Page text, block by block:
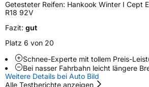
EU Label
Effizienz
Nasshaftung
Rollgeräusch (Klasse)B
Getesteter Reifen: Hankook Winter I Cept
R18 92V
Fazit: gut
Platz 6 von 20
Schnee-Experte mit tollem Preis-
Bei nasser Fahrbahn leicht längere
Weitere Details bei Auto Bild
Alle Testberichte anzeigen